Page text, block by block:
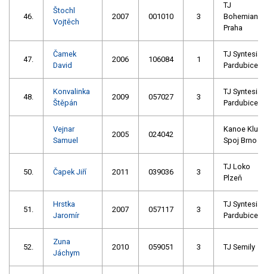
46.
Štochl
Vojtěch
2007 001010 3
TJ
Bohemians
Praha
47.
Čamek
David
2006 106084 1
TJ Syntesia
Pardubice
48.
Konvalinka
Štěpán
2009 057027 3
TJ Syntesia
Pardubice
Vejnar
Samuel
2005 024042
Kanoe Klub
Spoj Brno
50. Čapek Jiří 2011 039036 3
TJ Loko
Plzeň
51.
Hrstka
Jaromír
2007 057117 3
TJ Syntesia
Pardubice
52.
Zuna
Jáchym
2010 059051 3 TJ Semily